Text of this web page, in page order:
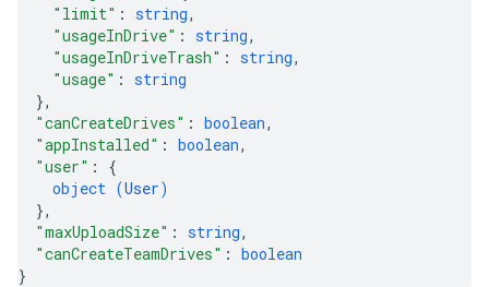
"limit" : string,
"usageInDrive" : string,
"usageInDriveTrash" : string,
"usage" : string
},
"canCreateDrives" : boolean,
"appInstalled" : boolean,
"user" : {
object (User)
},
"maxUploadSize" : string,
"canCreateTeamDrives" : boolean
}